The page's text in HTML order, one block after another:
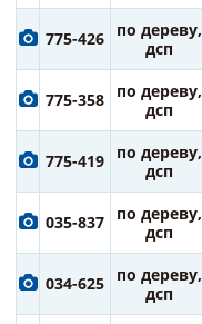
775-426
по дереву,
дсп
775-358
по дереву,
дсп
775-419
по дереву,
дсп
035-837
по дереву,
дсп
034-625
по дереву,
дсп